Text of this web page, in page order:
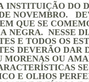
INSTITUIÇÃO DO
NOVEMBRO.
QUE SE
NEGRA. NESSE
E TODOS OS
DEVERÃO DAR
MORENAS OU
E OLHOS